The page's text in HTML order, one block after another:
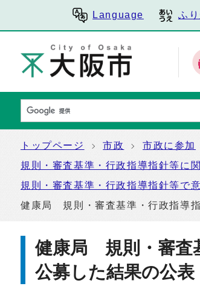
Language ふ
トップページ 市政 市政に参加
規則・審査基準・行政指導指針等に
規則・審査基準・行政指導指針等で
健康局 規則・審査基準・行政指導
健康局 規則・審査
公募した結果の公表